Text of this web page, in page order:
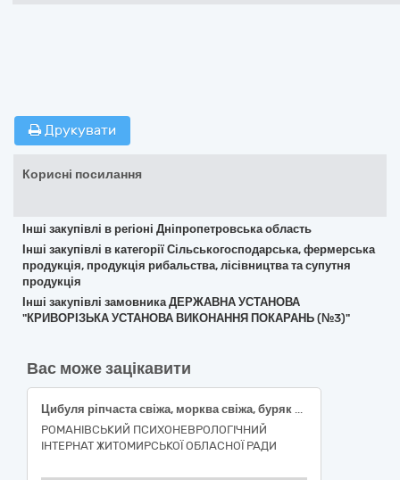
Друкувати
Корисні посилання
Інші закупівлі в регіоні Дніпропетровська область
Інші закупівлі в категорії Сільськогосподарська, фермерська
продукція, продукція рибальства, лісівництва та супутня
продукція
Інші закупівлі замовника ДЕРЖАВНА УСТАНОВА
"КРИВОРІЗЬКА УСТАНОВА ВИКОНАННЯ ПОКАРАНЬ (№3)"
Вас може зацікавити
Цибуля ріпчаста свіжа, морква свіжа, буряк столовий, капуста свіжа, банани
РОМАНІВСЬКИЙ ПСИХОНЕВРОЛОГІЧНИЙ
ІНТЕРНАТ ЖИТОМИРСЬКОЇ ОБЛАСНОЇ РАДИ